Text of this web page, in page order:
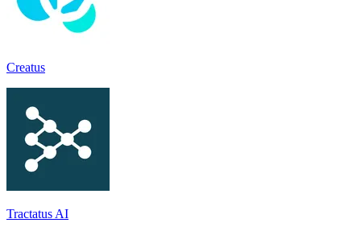
Creatus
Tractatus AI